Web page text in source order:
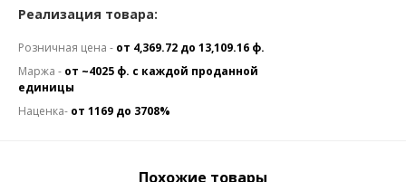
Реализация товара:
Розничная цена - от 4,369.72 до 13,109.16 ф.
Маржа - от ~4025 ф. с каждой проданной
единицы
Наценка- от 1169 до 3708%
Похожие товары